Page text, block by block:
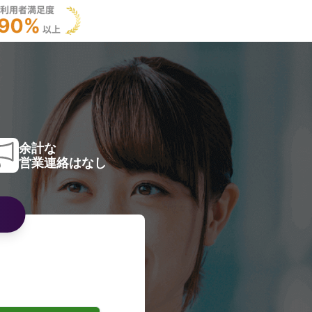
余計な
営業連絡はなし